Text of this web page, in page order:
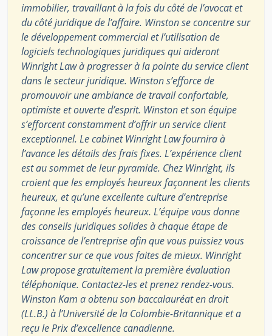
immobilier, travaillant à la fois du côté de l’avocat et
du côté juridique de l’affaire. Winston se concentre sur
le développement commercial et l’utilisation de
logiciels technologiques juridiques qui aideront
Winright Law à progresser à la pointe du service client
dans le secteur juridique. Winston s’efforce de
promouvoir une ambiance de travail confortable,
optimiste et ouverte d’esprit. Winston et son équipe
s’efforcent constamment d’offrir un service client
exceptionnel. Le cabinet Winright Law fournira à
l’avance les détails des frais fixes. L’expérience client
est au sommet de leur pyramide. Chez Winright, ils
croient que les employés heureux façonnent les clients
heureux, et qu’une excellente culture d’entreprise
façonne les employés heureux. L’équipe vous donne
des conseils juridiques solides à chaque étape de
croissance de l’entreprise afin que vous puissiez vous
concentrer sur ce que vous faites de mieux. Winright
Law propose gratuitement la première évaluation
téléphonique. Contactez-les et prenez rendez-vous.
Winston Kam a obtenu son baccalauréat en droit
(LL.B.) à l’Université de la Colombie-Britannique et a
reçu le Prix d’excellence canadienne.